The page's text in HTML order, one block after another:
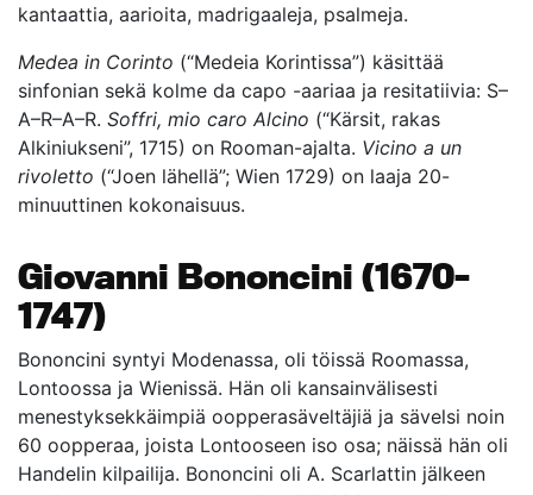
kantaattia, aarioita, madrigaaleja, psalmeja.
Medea in Corinto (“Medeia Korintissa”) käsittää
sinfonian sekä kolme da capo -aariaa ja resitatiivia: S–
A–R–A–R. Soffri, mio caro Alcino (“Kärsit, rakas
Alkiniukseni”, 1715) on Rooman-ajalta. Vicino a un
rivoletto (“Joen lähellä”; Wien 1729) on laaja 20-
minuuttinen kokonaisuus.
Giovanni Bononcini (1670–
1747)
Bononcini syntyi Modenassa, oli töissä Roomassa,
Lontoossa ja Wienissä. Hän oli kansainvälisesti
menestyksekkäimpiä oopperasäveltäjiä ja sävelsi noin
60 oopperaa, joista Lontooseen iso osa; näissä hän oli
Handelin kilpailija. Bononcini oli A. Scarlattin jälkeen